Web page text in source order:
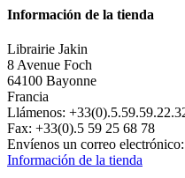
Información de la tienda
Librairie Jakin
8 Avenue Foch
64100 Bayonne
Francia
Llámenos:
Fax: +33(0).5 59 25 68 78
Envíenos un correo electrónico:
Información de la tienda